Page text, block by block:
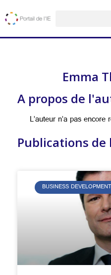
Emma
A propos de
L’auteur n’a pas
Publications
BUSINESS